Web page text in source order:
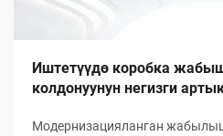
Иштетүүдө коробка
колдонуунун негизги
Модернизацияланган